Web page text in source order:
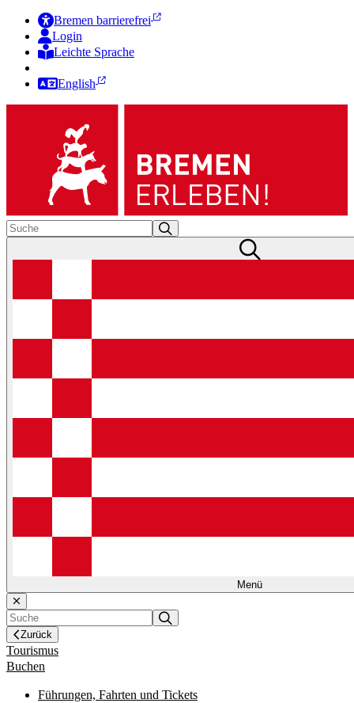
Bremen barrierefrei
Login
Leichte Sprache
English
Menü
Zurück
Tourismus
Buchen
Führungen, Fahrten und Tickets